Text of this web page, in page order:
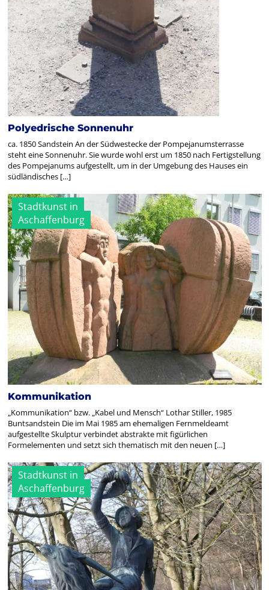
Polyedrische Sonnenuhr
ca. 1850 Sandstein An der Südwestecke der Pompejanumsterrasse
steht eine Sonnenuhr. Sie wurde wohl erst um 1850 nach Fertigstellung
des Pompejanums aufgestellt, um in der Umgebung des Hauses ein
südländisches […]
Stadtkunst in
Aschaffenburg
Kommunikation
„Kommunikation“ bzw. „Kabel und Mensch“ Lothar Stiller, 1985
Buntsandstein Die im Mai 1985 am ehemaligen Fernmeldeamt
aufgestellte Skulptur verbindet abstrakte mit figürlichen
Formelementen und setzt sich thematisch mit den neuen […]
Stadtkunst in
Aschaffenburg